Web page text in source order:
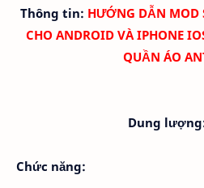
Thông tin: HƯỚNG DẪN MOD
CHO ANDROID VÀ IPHONE
QUẦN ÁO
Dung
Chức năng: